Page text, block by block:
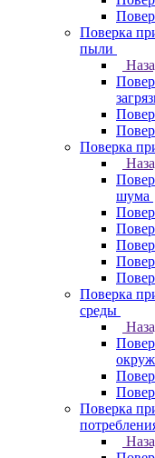
Поверка
пыли
Поверка
шума
Поверка
среды
Поверка